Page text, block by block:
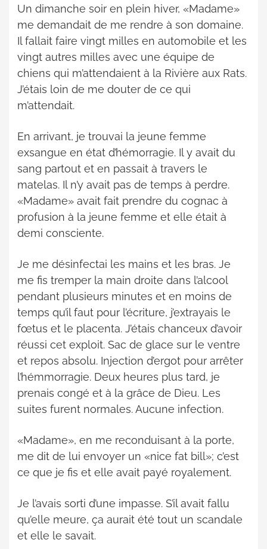
Un dimanche soir en plein hiver, «Madame»
me demandait de me rendre à son domaine.
Il fallait faire vingt milles en automobile et les
vingt autres milles avec une équipe de
chiens qui m’attendaient à la Rivière aux Rats.
J’étais loin de me douter de ce qui
m’attendait.
En arrivant, je trouvai la jeune femme
exsangue en état d’hémorragie. Il y avait du
sang partout et en passait à travers le
matelas. Il n’y avait pas de temps à perdre.
«Madame» avait fait prendre du cognac à
profusion à la jeune femme et elle était à
demi consciente.
Je me désinfectai les mains et les bras. Je
me fis tremper la main droite dans l’alcool
pendant plusieurs minutes et en moins de
temps qu’il faut pour l’écriture, j’extrayais le
fœtus et le placenta. J’étais chanceux d’avoir
réussi cet exploit. Sac de glace sur le ventre
et repos absolu. Injection d’ergot pour arrêter
l’hémmorragie. Deux heures plus tard, je
prenais congé et à la grâce de Dieu. Les
suites furent normales. Aucune infection.
«Madame», en me reconduisant à la porte,
me dit de lui envoyer un «nice fat bill»; c’est
ce que je fis et elle avait payé royalement.
Je l’avais sorti d’une impasse. S’il avait fallu
qu’elle meure, ça aurait été tout un scandale
et elle le savait.